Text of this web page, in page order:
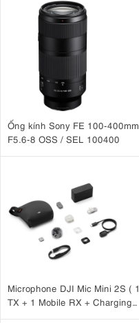
Ống kính Sony FE 100-400mm
F5.6-8 OSS / SEL 100400
Microphone DJI Mic Mini 2S ( 1
TX + 1 Mobile RX + Charging